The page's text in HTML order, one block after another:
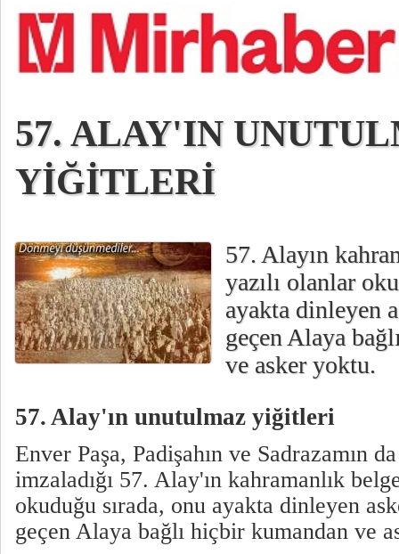
57. ALAY'IN
YİĞİTLERİ
57. Alayın
yazılı olanlar
ayakta dinleyen
geçen Alaya
ve asker yoktu.
57. Alay'ın unutulmaz yiğitleri
Enver Paşa, Padişahın ve Sadrazamın
imzaladığı 57. Alay'ın kahramanlık
okuduğu sırada, onu ayakta dinleyen
geçen Alaya bağlı hiçbir kumandan ve